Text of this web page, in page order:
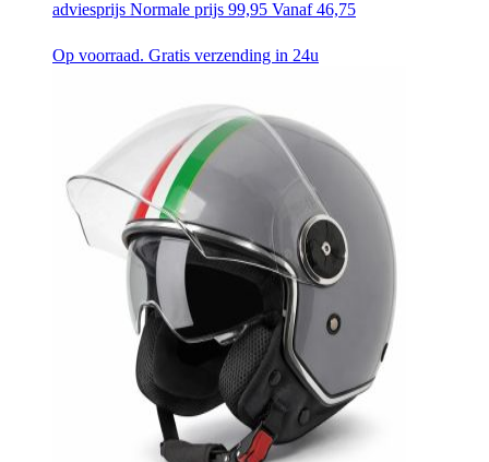
adviesprijs Normale prijs 99,95 Vanaf 46,75
Op voorraad. Gratis verzending in 24u